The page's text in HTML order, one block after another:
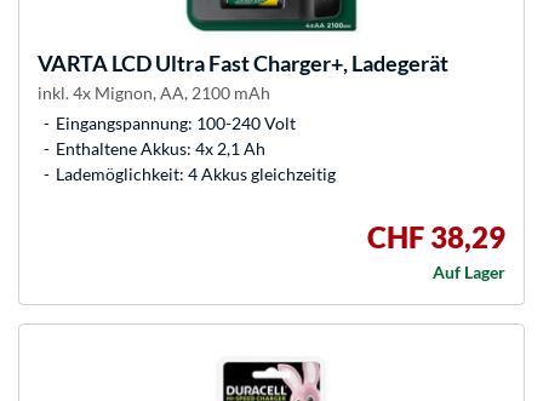
VARTALCD Ultra Fast Charger+, Ladegerät
inkl. 4x Mignon, AA, 2100 mAh
Eingangspannung: 100-240 Volt
Enthaltene Akkus: 4x 2,1 Ah
Lademöglichkeit: 4 Akkus gleichzeitig
CHF 38,29
Auf Lager